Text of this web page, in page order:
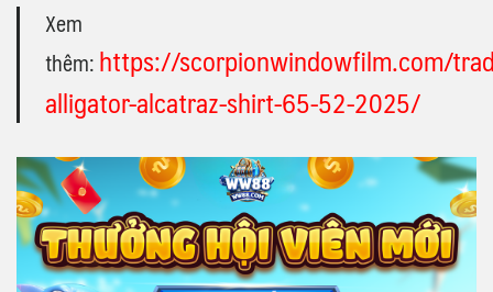
Xem
thêm:https://scorpionwindowfilm.com/
alligator-alcatraz-shirt-65-52-2025/